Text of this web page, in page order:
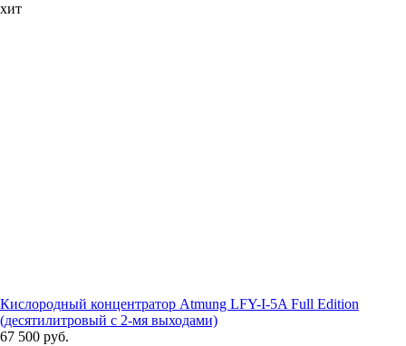
хит
Кислородный концентратор Atmung LFY-I-5A Full Edition
(десятилитровый с 2-мя выходами)
67 500 руб.